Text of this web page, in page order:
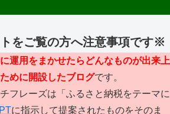
をご覧の方へ注意事項です※
運用をまかせたらどんなものが出来上
めに開設したブログです。
フレーズは「ふるさと納税をテーマに
に指示して提案されたものをそのま